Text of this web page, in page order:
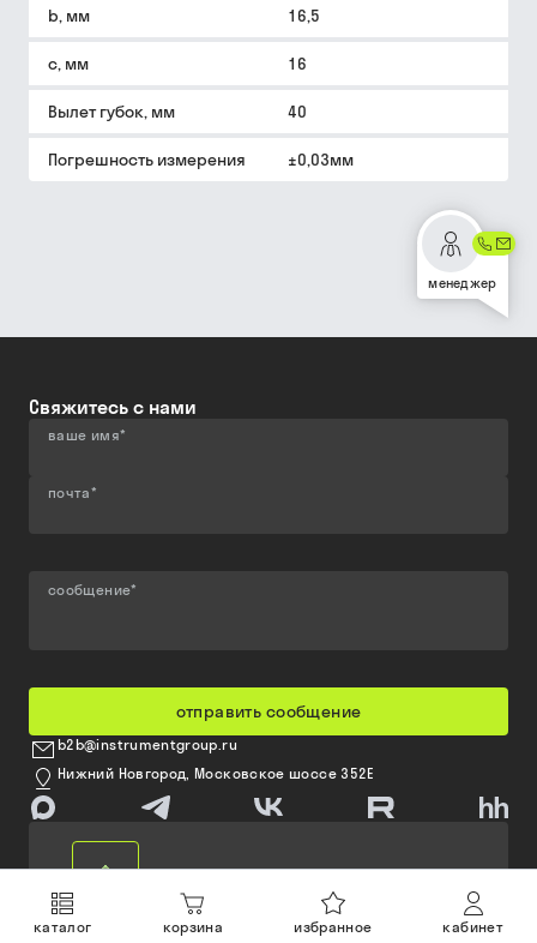
каталог корзина избранное кабинет
b, мм 16,5
c, мм 16
Вылет губок, мм 40
Погрешность измерения ±0,03мм
менеджер
Свяжитесь с нами
ваше имя*
почта*
сообщение*
отправить сообщение
b2b@instrumentgroup.ru
Нижний Новгород, Московское шоссе 352Е